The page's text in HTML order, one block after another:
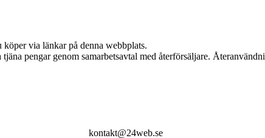
via länkar på denna webbplats.
pengar genom samarbetsavtal med återförsäljare.
kontakt@24web.se